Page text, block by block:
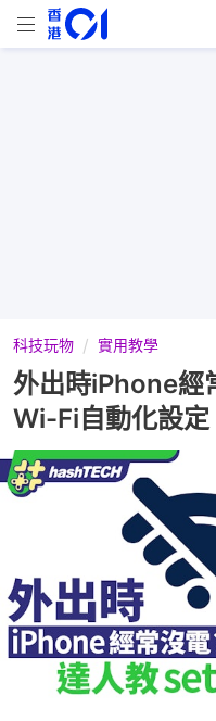
科技玩物 實用教學
外出時iPhone經
Wi-Fi自動化設